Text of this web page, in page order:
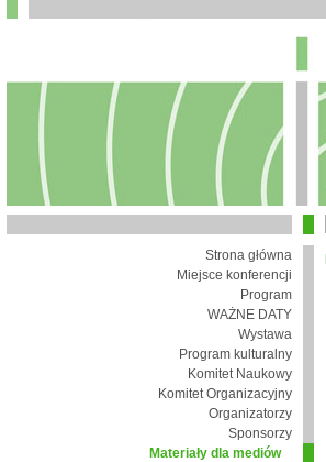
Strona główna
Miejsce konferencji
Program
WAŻNE DATY
Wystawa
Program kulturalny
Komitet Naukowy
Komitet Organizacyjny
Organizatorzy
Sponsorzy
Materiały dla mediów